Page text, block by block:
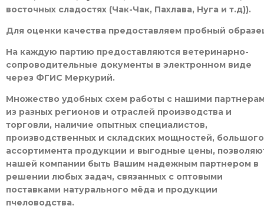
восточных сладостях (Чак-Чак, Пахлава, Нуга и т.д)).
Для оценки качества предоставляем пробный
На каждую партию предоставляются ветеринарно-
сопроводительные документы в электронном виде
через ФГИС Меркурий.
Множество удобных схем работы с нашими
из разных регионов и отраслей производства и
торговли, наличие опытных специалистов,
производственных и складских мощностей, большого
ассортимента продукции и выгодные цены,
нашей компании быть Вашим надежным партнером в
решении любых задач, связанных с оптовыми
поставками натурального мёда и продукции
пчеловодства.